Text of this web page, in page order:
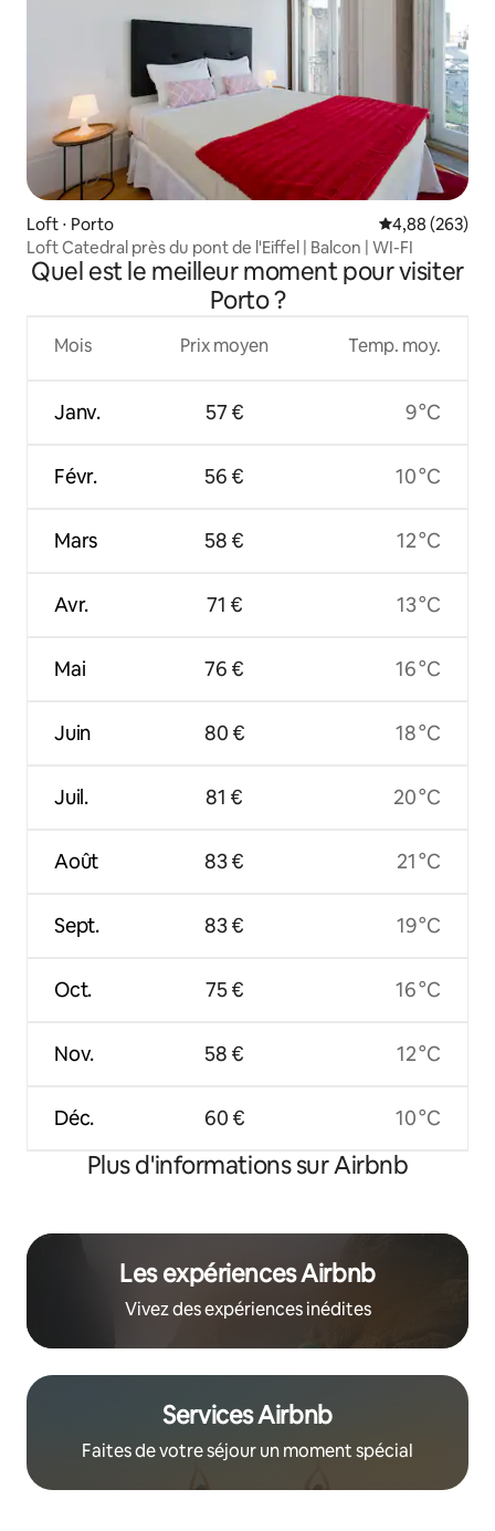
Loft ⋅ Porto Évaluation
4,88 (263)
Loft Catedral près du pont de l'Eiffel | Balcon | WI-FI
Quel est le meilleur moment pour visiter
Porto ?
Mois
Janv.
Févr.
Mars
Avr.
Mai
Juin
Juil.
Août
Sept.
Oct.
Nov.
Déc.
Prix moyen
57 €
56 €
58 €
71 €
76 €
80 €
81 €
83 €
83 €
75 €
58 €
60 €
Temp. moy.
9 °C
10 °C
12 °C
13 °C
16 °C
18 °C
20 °C
21 °C
19 °C
16 °C
12 °C
10 °C
Plus d'informations sur Airbnb
Les expériences Airbnb
Vivez des expériences inédites
Services Airbnb
Faites de votre séjour un moment spécial